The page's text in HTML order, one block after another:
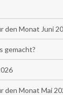
den Monat Juni
gemacht?
den Monat Mai